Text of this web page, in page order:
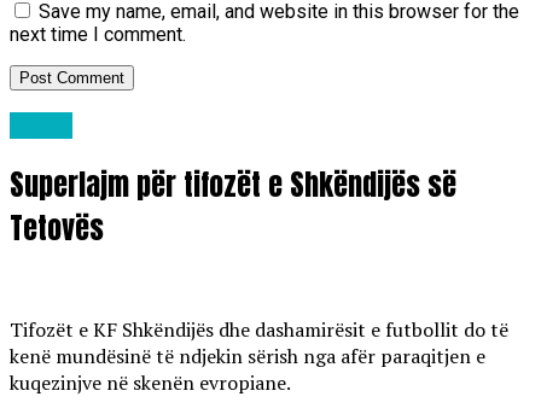
Save my name, email, and website in this browser for the
next time I comment.
Superlajm për tifozët e Shkëndijës së
Tetovës
Tifozët e KF Shkëndijës dhe dashamirësit e futbollit do të
kenë mundësinë të ndjekin sërish nga afër paraqitjen e
kuqezinjve në skenën evropiane.